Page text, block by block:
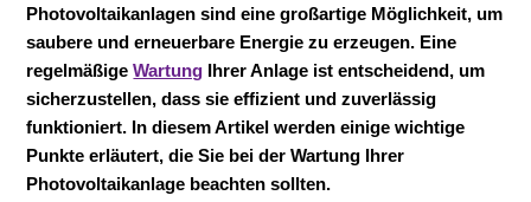
Photovoltaikanlagen sind eine großartige Möglichkeit, um
saubere und erneuerbare Energie zu erzeugen. Eine
regelmäßigeWartung Ihrer Anlage ist entscheidend, um
sicherzustellen, dass sie effizient und zuverlässig
funktioniert. In diesem Artikel werden einige wichtige
Punkte erläutert, die Sie bei der Wartung Ihrer
Photovoltaikanlage beachten sollten.